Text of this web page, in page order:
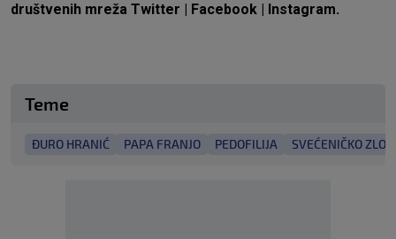
društvenih mreža Twitter Facebook Instagram.
Teme
ĐURO HRANIĆ PAPA FRANJO PEDOFILIJA SVEĆENIČKO